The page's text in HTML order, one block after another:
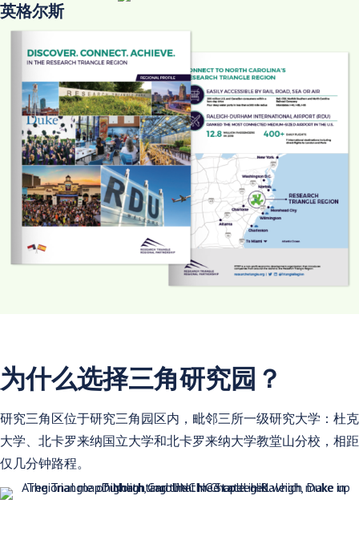
英格尔斯
为什么选择三角研究园？
研究三角区位于研究三角园区内，毗邻三所一级研究大学：杜克
大学、北卡罗来纳国立大学和北卡罗来纳大学教堂山分校，相距
仅几分钟路程。